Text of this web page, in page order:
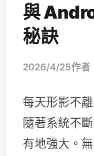
與
秘訣
2026/4/25作者
每天形影不
隨著系統不
有地強大。